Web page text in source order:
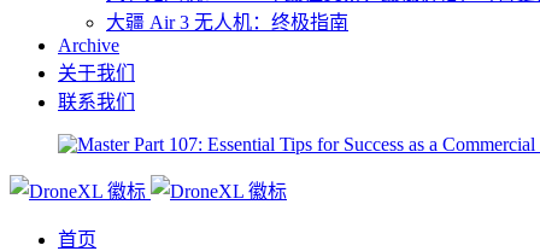
大疆 Air 3 无人机：终极指南
Archive
关于我们
联系我们
首页